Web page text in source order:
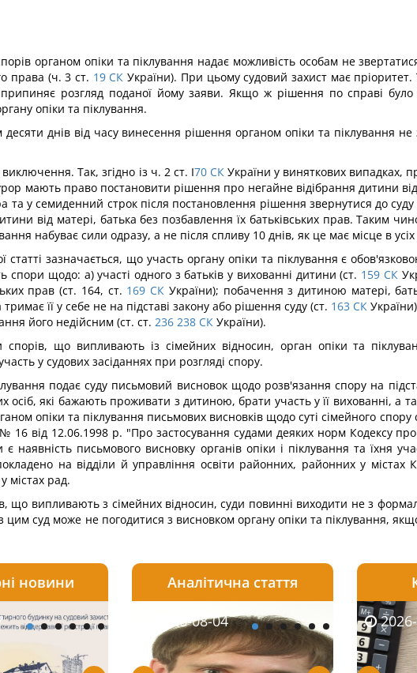
органом опіки та піклування надає можливість особам не
права (ч. 3 ст. 19 СК України). При цьому судовий захист має
припиняє розгляд поданої йому заяви. Якщо ж рішення по справі
опіки та піклування.
днів від часу винесення рішення органом опіки та піклування
Так, згідно із ч. 2 ст. І70 СКУкраїни у виняткових випадках,
мають право постановити рішення про негайне відібрання дитини
та у семиденний строк після постановлення рішення звернутися до
від матері, батька без позбавлення їх батьківських прав. Таким
набуває сили одразу, а не після спливу 10 днів, як це має місце в
статті зазначається, що участь органу опіки та піклування є
спори щодо: а) участі одного з батьків у вихованні дитини (ст. 159 СК
прав (ст. 164, ст. 169 СК України); побачення з дитиною матері,
її у себе не на підставі закону або рішення суду (ст. 163 СК
його недійсним (ст. ст. 236 238 СК України).
спорів, що випливають із сімейних відносин, орган опіки та
у судових засіданнях при розгляді спору.
подає суду письмовий висновок щодо розв'язання спору на
осіб, які бажають проживати з дитиною, брати участь у її вихованні, а
опіки та піклування письмових висновків щодо суті сімейного
16 від 12.06.1998 р. "Про застосування судами деяких норм Кодексу
наявність письмового висновку органів опіки і піклування та їхня
на відділи й управління освіти районних, районних у містах
містах рад.
що випливають з сімейних відносин, суди повинні виходити не з
цим суд може не погодитися з висновком органу опіки та піклування,
новини
2026-08-06 2026-08-06
Аналітична стаття
03 2026-08-04 2026-
2026-08-05